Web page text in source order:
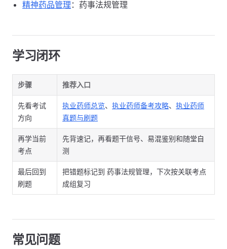
精神药品管理 ：药事法规管理
学习闭环
步骤 推荐入口
先看考试
方向
执业药师总览、 执业药师备考攻略、 执业药师
真题与刷题
再学当前
考点
先背速记，再看题干信号、易混鉴别和随堂自
测
最后回到
刷题
把错题标记到 药事法规管理，下次按关联考点
成组复习
常见问题